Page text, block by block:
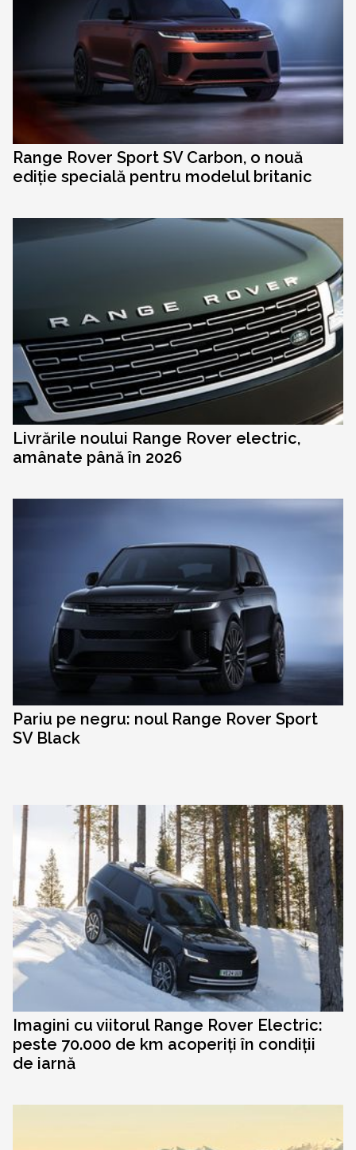
Range Rover Sport SV Carbon, o nouă
ediție specială pentru modelul britanic
Livrările noului Range Rover electric,
amânate până în 2026
Pariu pe negru: noul Range Rover Sport
SV Black
Imagini cu viitorul Range Rover Electric:
peste 70.000 de km acoperiți în condiții
de iarnă